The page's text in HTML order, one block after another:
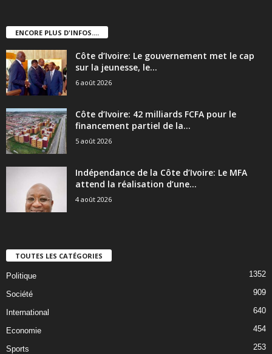
ENCORE PLUS D'INFOS....
Côte d’Ivoire: Le gouvernement met le cap
sur la jeunesse, le...
6 août 2026
Côte d’Ivoire: 42 milliards FCFA pour le
financement partiel de la...
5 août 2026
Indépendance de la Côte d’Ivoire: Le MFA
attend la réalisation d’une...
4 août 2026
TOUTES LES CATÉGORIES
Politique 1352
Société 909
International 640
Economie 454
Sports 253